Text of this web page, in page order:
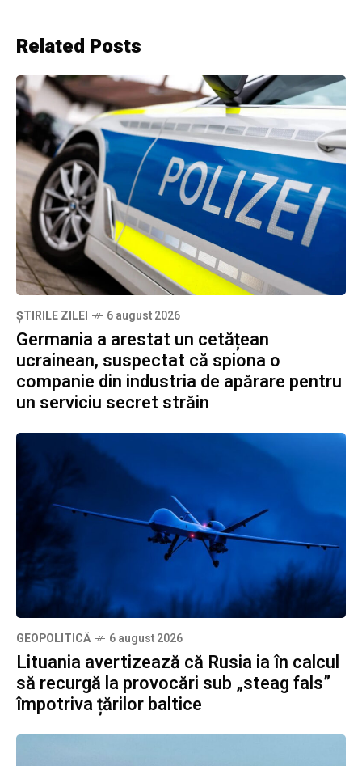
Related Posts
ȘTIRILE ZILEI 6 august 2026
Germania a arestat un cetățean
ucrainean, suspectat că spiona o
companie din industria de apărare pentru
un serviciu secret străin
GEOPOLITICĂ 6 august 2026
Lituania avertizează că Rusia ia în calcul
să recurgă la provocări sub „steag fals”
împotriva țărilor baltice